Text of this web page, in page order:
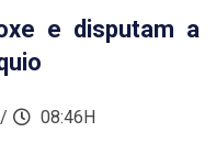
e disputam a
08:46H